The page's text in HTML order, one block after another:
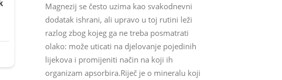
Magnezij se često uzima kao svakodnevni
dodatak ishrani, ali upravo u toj rutini leži
razlog zbog kojeg ga ne treba posmatrati
olako: može uticati na djelovanje pojedinih
lijekova i promijeniti način na koji ih
organizam apsorbira.Riječ je o mineralu koji